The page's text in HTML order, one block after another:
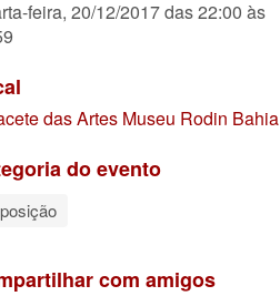
feira, 20/12/2017 das 22:00 às
das Artes Museu Rodin Bahia
do evento
com amigos